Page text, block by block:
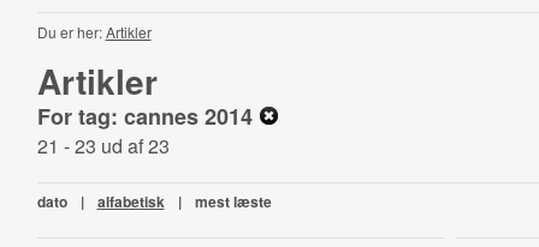
Du er her:Artikler
Artikler
For tag: cannes 2014
21 - 23 ud af 23
dato | alfabetisk | mest læste